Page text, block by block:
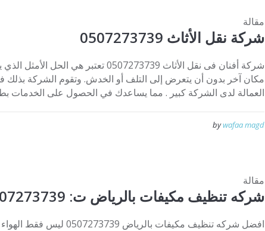
مقالة
شركة نقل الأثاث 0507273739
شركة أفنان فى نقل الأثاث 0507273739
مكان آخر بدون أن يتعرض إلى التلف أو الخدش. وتقوم الشركة
العمالة لدى الشركة كبير . مما يساعدك في الحصول على الخدمات
bywafaa magd
مقالة
شركه تنظيف مكيفات بالرياض ت: 0507273739
افضل شركه تنظيف مكيفات